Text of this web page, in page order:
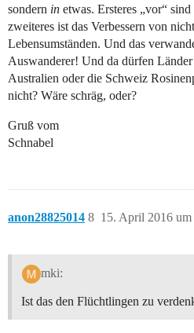
sondern in etwas. Ersteres „vor“
zweiteres ist das Verbessern von
Lebensumständen. Und das
Auswanderer! Und da dürfen
Australien oder die Schweiz
nicht? Wäre schräg, oder?
Gruß vom
Schnabel
anon28825014 15. April 2016 um
8
mki:
Ist das den Flüchtlingen zu